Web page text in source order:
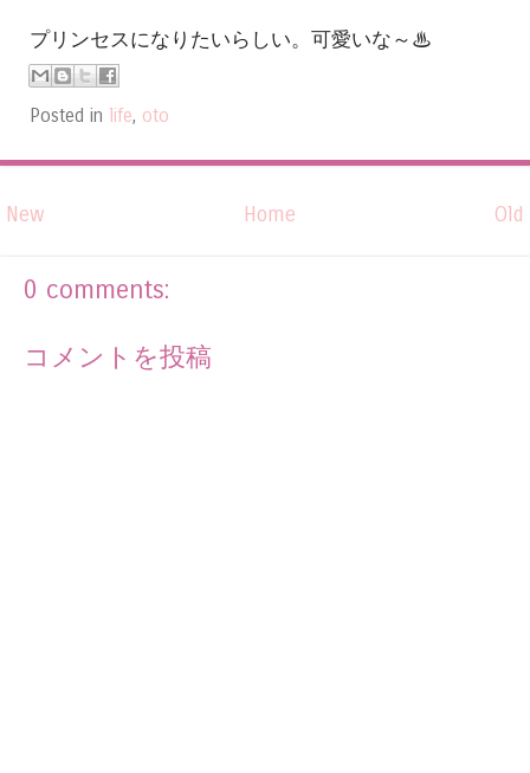
プリンセスになりたいらしい。可愛いな～♨
Posted in life, oto
New Old
Home
0 comments:
コメントを投稿